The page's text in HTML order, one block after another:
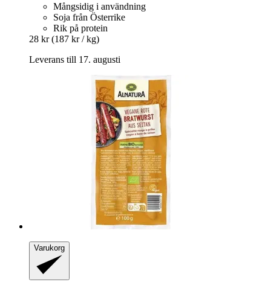
Mångsidig i användning
Soja från Österrike
Rik på protein
28 kr (187 kr / kg)
Leverans till 17. augusti
Varukorg